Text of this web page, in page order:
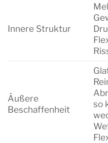
Innere Struktur
Äußere
Beschaffenheit
so